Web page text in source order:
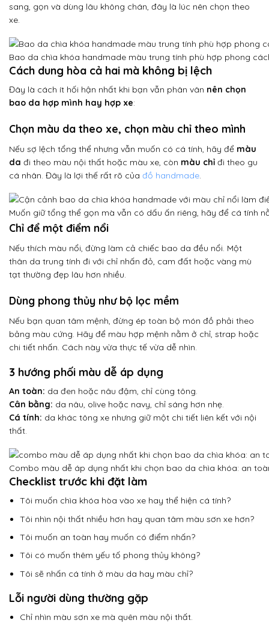
sang, gọn và dùng lâu không chán, đây là lúc nên chọn theo
xe.
Bao da chìa khóa handmade màu trung tính phù hợp phong
Cách dung hòa cả hai mà không bị lệch
Đây là cách ít hối hận nhất khi bạn vẫn phân vân nên chọn
bao da hợp mình hay hợp xe:
Chọn màu da theo xe, chọn màu chỉ theo mình
Nếu sợ lệch tổng thể nhưng vẫn muốn có cá tính, hãy để màu
da đi theo màu nội thất hoặc màu xe, còn màu chỉ đi theo gu
cá nhân. Đây là lợi thế rất rõ của đồ handmade.
Muốn giữ tổng thể gọn mà vẫn có dấu ấn riêng, hãy để cá tính
Chỉ để một điểm nổi
Nếu thích màu nổi, đừng làm cả chiếc bao da đều nổi. Một
thân da trung tính đi với chỉ nhấn đỏ, cam đất hoặc vàng mù
tạt thường đẹp lâu hơn nhiều.
Dùng phong thủy như bộ lọc mềm
Nếu bạn quan tâm mệnh, đừng ép toàn bộ món đồ phải theo
bảng màu cứng. Hãy để màu hợp mệnh nằm ở chỉ, strap hoặc
chi tiết nhấn. Cách này vừa thực tế vừa dễ nhìn.
3 hướng phối màu dễ áp dụng
An toàn: da đen hoặc nâu đậm, chỉ cùng tông.
Cân bằng: da nâu, olive hoặc navy, chỉ sáng hơn nhẹ.
Cá tính: da khác tông xe nhưng giữ một chi tiết liên kết với nội
thất.
Combo màu dễ áp dụng nhất khi chọn bao da chìa khóa: an
Checklist trước khi đặt làm
Tôi muốn chìa khóa hòa vào xe hay thể hiện cá tính?
Tôi nhìn nội thất nhiều hơn hay quan tâm màu sơn xe hơn?
Tôi muốn an toàn hay muốn có điểm nhấn?
Tôi có muốn thêm yếu tố phong thủy không?
Tôi sẽ nhấn cá tính ở màu da hay màu chỉ?
Lỗi người dùng thường gặp
Chỉ nhìn màu sơn xe mà quên màu nội thất.